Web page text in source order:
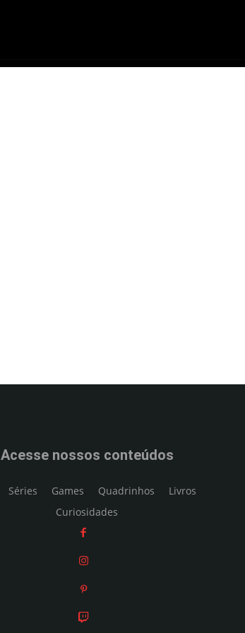
Acesse nossos conteúdos
Séries Games Quadrinhos
Livros
Curiosidades